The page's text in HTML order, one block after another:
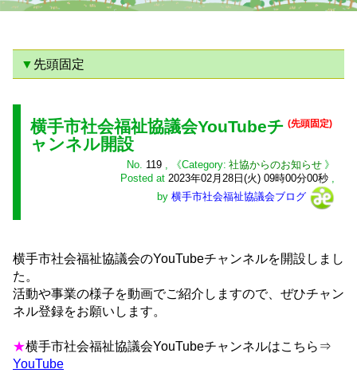
先頭固定
(先頭固定)
横手市社会福祉協議会YouTubeチ
ャンネル開設
No. 119
社協からのお知らせ
Posted at 2023年02月28日(火) 09時00分00秒
by 横手市社会福祉協議会ブログ
横手市社会福祉協議会のYouTubeチャンネルを開設しまし
た。
活動や事業の様子を動画でご紹介しますので、ぜひチャン
ネル登録をお願いします。
★横手市社会福祉協議会YouTubeチャンネルはこちら⇒
YouTube